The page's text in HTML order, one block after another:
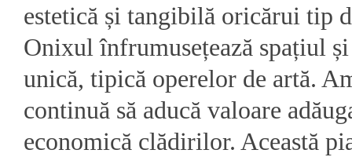
estetică și tangibilă oricărui tip
Onixul înfrumusețează spațiul
unică, tipică operelor de artă.
continuă să aducă valoare
economică clădirilor. Această